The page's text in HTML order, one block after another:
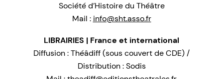
Société d’Histoire du Théâtre
Mail : info@sht.asso.fr
LIBRAIRIES | France et international
Diffusion : Théâdiff (sous couvert de CDE) /
Distribution : Sodis